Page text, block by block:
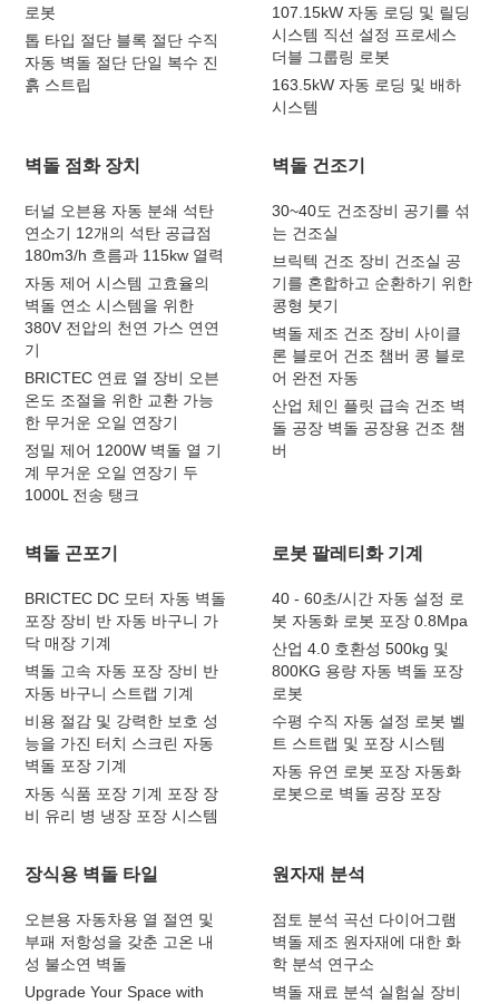
로봇
톱 타입 절단 블록 절단 수직
자동 벽돌 절단 단일 복수 진
흙 스트립
107.15kW 자동 로딩 및 릴딩
시스템 직선 설정 프로세스
더블 그룹링 로봇
163.5kW 자동 로딩 및 배하
시스템
벽돌 점화 장치
터널 오븐용 자동 분쇄 석탄
연소기 12개의 석탄 공급점
180m3/h 흐름과 115kw 열력
자동 제어 시스템 고효율의
벽돌 연소 시스템을 위한
380V 전압의 천연 가스 연연
기
BRICTEC 연료 열 장비 오븐
온도 조절을 위한 교환 가능
한 무거운 오일 연장기
정밀 제어 1200W 벽돌 열 기
계 무거운 오일 연장기 두
1000L 전송 탱크
벽돌 건조기
30~40도 건조장비 공기를 섞
는 건조실
브릭텍 건조 장비 건조실 공
기를 혼합하고 순환하기 위한
콩형 붓기
벽돌 제조 건조 장비 사이클
론 블로어 건조 챔버 콩 블로
어 완전 자동
산업 체인 플릿 급속 건조 벽
돌 공장 벽돌 공장용 건조 챔
버
벽돌 곤포기
BRICTEC DC 모터 자동 벽돌
포장 장비 반 자동 바구니 가
닥 매장 기계
벽돌 고속 자동 포장 장비 반
자동 바구니 스트랩 기계
비용 절감 및 강력한 보호 성
능을 가진 터치 스크린 자동
벽돌 포장 기계
자동 식품 포장 기계 포장 장
비 유리 병 냉장 포장 시스템
로봇 팔레티화 기계
40 - 60초/시간 자동 설정 로
봇 자동화 로봇 포장 0.8Mpa
산업 4.0 호환성 500kg 및
800KG 용량 자동 벽돌 포장
로봇
수평 수직 자동 설정 로봇 벨
트 스트랩 및 포장 시스템
자동 유연 로봇 포장 자동화
로봇으로 벽돌 공장 포장
장식용 벽돌 타일
오븐용 자동차용 열 절연 및
부패 저항성을 갖춘 고온 내
성 불소연 벽돌
Upgrade Your Space with
원자재 분석
점토 분석 곡선 다이어그램
벽돌 제조 원자재에 대한 화
학 분석 연구소
벽돌 재료 분석 실험실 장비